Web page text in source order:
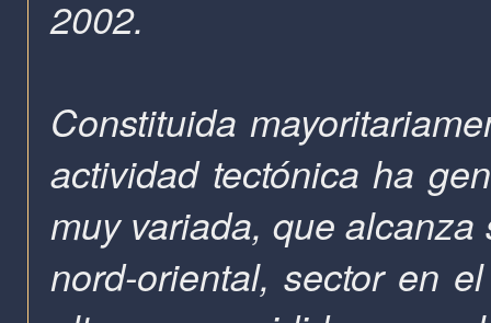
2002.
Constituida
actividad tectónica ha
muy variada, que
nord-oriental, sector en